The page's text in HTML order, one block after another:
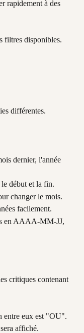
rapidement à des
filtres disponibles.
différentes.
dernier, l'année
début et la fin.
changer le mois.
facilement.
en AAAA-MM-JJ,
critiques contenant
entre eux est "OU".
affiché.